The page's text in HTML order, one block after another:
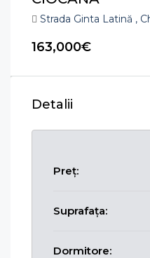
Strada Ginta Latină ,
163,000€
Detalii
Preț:
Suprafața:
Dormitore: